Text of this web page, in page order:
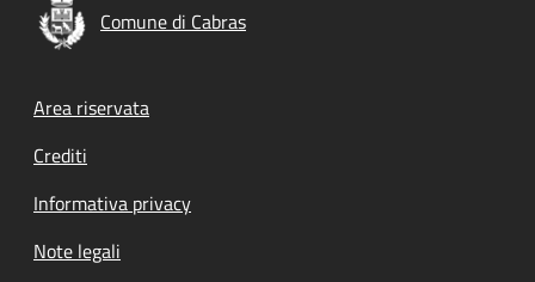
Comune di Cabras
Footer menu
Area riservata
Crediti
Informativa privacy
Note legali